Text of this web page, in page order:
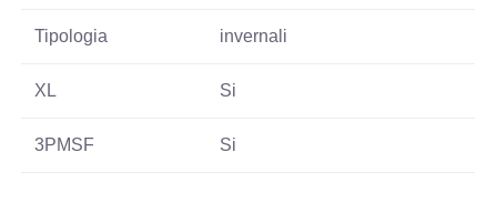
Tipologia invernali
XL Si
3PMSF Si